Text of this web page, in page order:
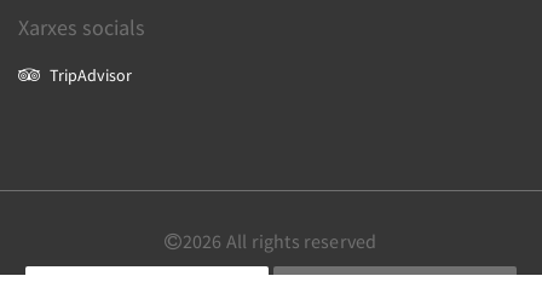
Xarxes socials
TripAdvisor
2026 All rights reserved
English